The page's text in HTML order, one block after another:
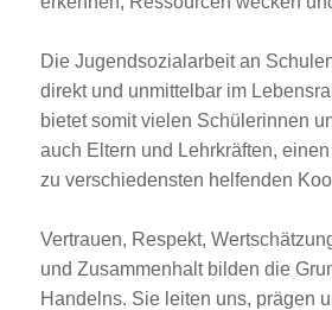
Presse
News Archiv
Die Jugendsozialarbeit an
direkt und unmittelbar im
bietet somit vielen Schülerinnen
auch Eltern und Lehrkräften,
zu verschiedensten helfenden
Vertrauen, Respekt,
und Zusammenhalt bilden die
Handelns. Sie leiten uns, prägen